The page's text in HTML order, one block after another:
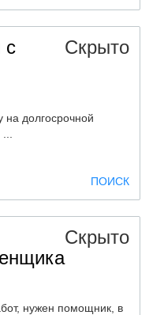
с
Скрыто
на долгосрочной
ПОИСК
Скрыто
нужен помощник, в